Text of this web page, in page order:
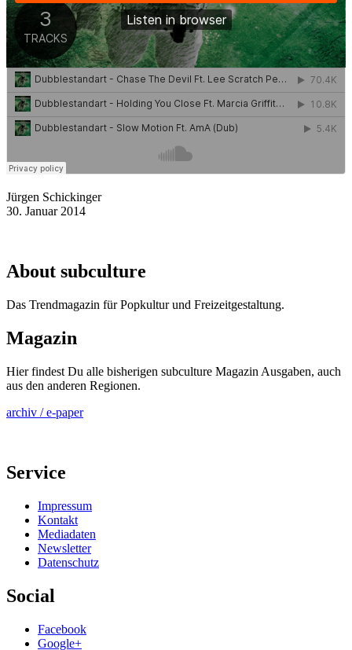
Jürgen Schickinger
30. Januar 2014
About subculture
Das Trendmagazin für Popkultur und Freizeitgestaltung.
Magazin
Hier findest Du alle bisherigen subculture Magazin Ausgaben, auch
aus den anderen Regionen.
archiv / e-paper
Service
Impressum
Kontakt
Mediadaten
Newsletter
Datenschutz
Social
Facebook
Google+